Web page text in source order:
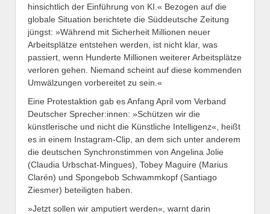
hinsichtlich der Einführung von KI.« Bezogen auf die
globale Situation berichtete die Süddeutsche Zeitung
jüngst: »Während mit Sicherheit Millionen neuer
Arbeitsplätze entstehen werden, ist nicht klar, was
passiert, wenn Hunderte Millionen weiterer Arbeitsplätze
verloren gehen. Niemand scheint auf diese kommenden
Umwälzungen vorbereitet zu sein.«
Eine Protestaktion gab es Anfang April vom Verband
Deutscher Sprech­er:in­nen: »Schützen wir die
künstlerische und nicht die Künstliche Intelligenz«, heißt
es in einem Instagram-Clip, an dem sich unter anderem
die deutschen Synchronstimmen von Angelina Jolie
(Claudia Urbschat-Mingues), Tobey Maguire (Marius
Clarén) und Spongebob Schwammkopf (Santiago
Ziesmer) beteiligten haben.
»Jetzt ­sollen wir amputiert werden«, warnt darin